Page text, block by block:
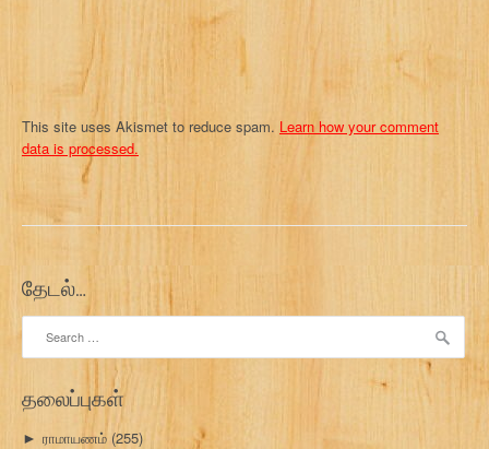
This site uses Akismet to reduce spam. Learn how your comment
data is processed.
தேடல்…
Search
தலைப்புகள்
► ராமாயணம் (255)